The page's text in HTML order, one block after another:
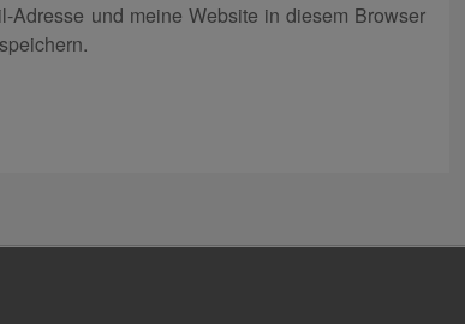
Adresse und meine Website in diesem Browser